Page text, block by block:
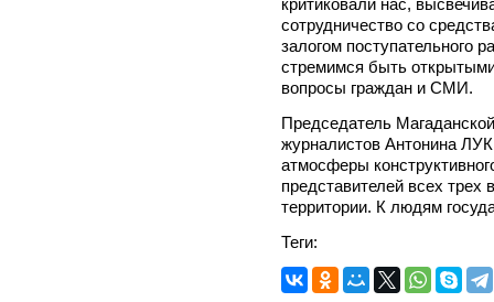
сотрудничество со
залогом поступательного
стремимся быть
вопросы граждан и СМИ.
Председатель
журналистов Антонина
атмосферы
представителей всех трех
территории. К людям
Теги: